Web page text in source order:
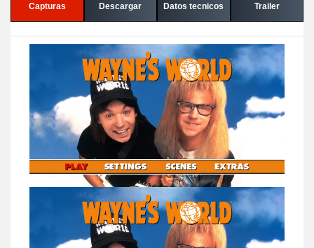
Capturas Descargar Datos tecnicos Trailer